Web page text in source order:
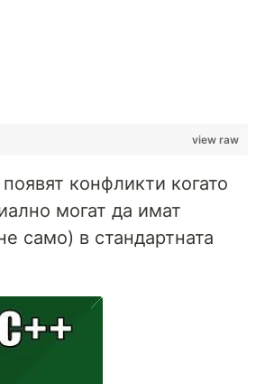
view raw
конфликти когато
могат да имат
само) в стандартната